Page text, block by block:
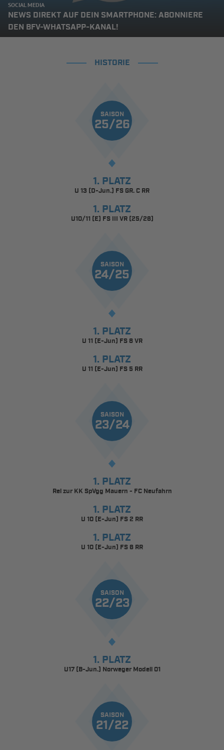
SOCIAL MEDIA
NEWS DIREKT AUF DEIN SMARTPHONE: ABONNIERE
DEN BFV-WHATSAPP-KANAL!
HISTORIE
SAISON
25/26
1. PLATZ
U 13 (D-Jun.) FS GR. C RR
1. PLATZ
U10/11 (E) FS III VR (25/26)
SAISON
24/25
1. PLATZ
U 11 (E-Jun) FS 8 VR
1. PLATZ
U 11 (E-Jun) FS 5 RR
SAISON
23/24
1. PLATZ
Rel zur KK SpVgg Mauern - FC Neufahrn
1. PLATZ
U 10 (E-Jun) FS 2 RR
1. PLATZ
U 10 (E-Jun) FS 6 RR
SAISON
22/23
1. PLATZ
U17 (B-Jun.) Norweger Modell 01
SAISON
21/22